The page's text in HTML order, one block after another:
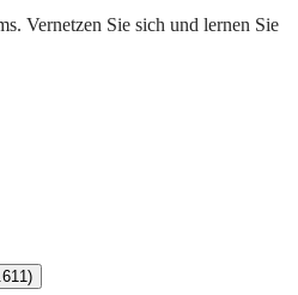
Vernetzen Sie sich und lernen Sie
)